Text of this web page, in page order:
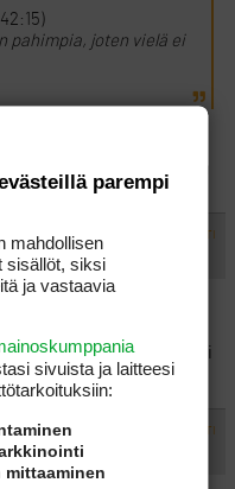
pahimpia, joten vielä ei
pareja, Wil ei ollut.
VASTAA ILMOITA ASIATON VIESTI
uusintaan
kaksoisvoiton…
joku kertoo että Putin ei
Venäjää.
VASTAA ILMOITA ASIATON VIESTI
parempi
mahdollisen
sisällöt, siksi
ja vastaavia
sivuista ja laitteesi
mittaaminen